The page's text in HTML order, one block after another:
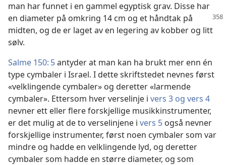
man har funnet i en gammel egyptisk grav. Disse har
en diameter på omkring 14 cm og et håndtak på
midten, og de er laget av en legering av kobber og litt
sølv.
Salme 150: 5antyder at man kan ha brukt mer enn én
type cymbaler i Israel. I dette skriftstedet nevnes først
«velklingende cymbaler» og deretter «larmende
cymbaler». Ettersom hver verselinje i vers 3 og vers 4
nevner ett eller flere forskjellige musikkinstrumenter,
er det mulig at de to verselinjene i vers 5 også nevner
forskjellige instrumenter, først noen cymbaler som var
mindre og hadde en velklingende lyd, og deretter
cymbaler som hadde en større diameter, og som